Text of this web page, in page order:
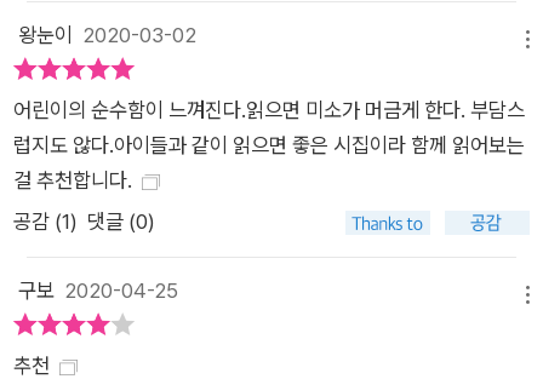
감하게 뚫고 갈 수 있다(「혼자 갈 수 있다」). 여러분! “아, 귀여워!”
소리가 들리면 있는 힘껏 달려야 해요. 안 그러면 다시는 친구들
을 못 만나요. _「달팽이 안전 교육」 전문 『어쿠스틱 라이프』 난다
작가가 왔다 『내가 왔다』의 웃음과 씩씩함은 난다 작가의 그림으
로 한층 돋보인다. 반복되는 일상 속 미묘한 변화의 결을 촘촘하
게 그려 내는 『어쿠스틱 라이프』로 마니아층이 무척 두터운 그다.
이번에는 동시의 눈길이 향한 모퉁이마다 경쾌한 스포트라이트
를 비추며 동시 편편에 보는 재미를 더했다. 치과 의자에 누워 무
서워하다가 깜박 졸고 마는 할머니, 눈인사를 나누는 마을버스와
그 기사님들, 안전 교육을 받고 있는 달팽이 어린이들에 이르기까
왕눈이 2020-03-02
어린이의 순수함이 느껴진다.읽으면 미소가 머금게 한다. 부담스
럽지도 않다.아이들과 같이 읽으면 좋은 시집이라 함께 읽어보는
걸 추천합니다.
공감 (1) 댓글 (0)
구보 2020-04-25
추천